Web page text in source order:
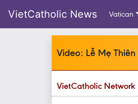
VietCatholic News Vatican
Video: Lễ Mẹ
VietCatholic Network